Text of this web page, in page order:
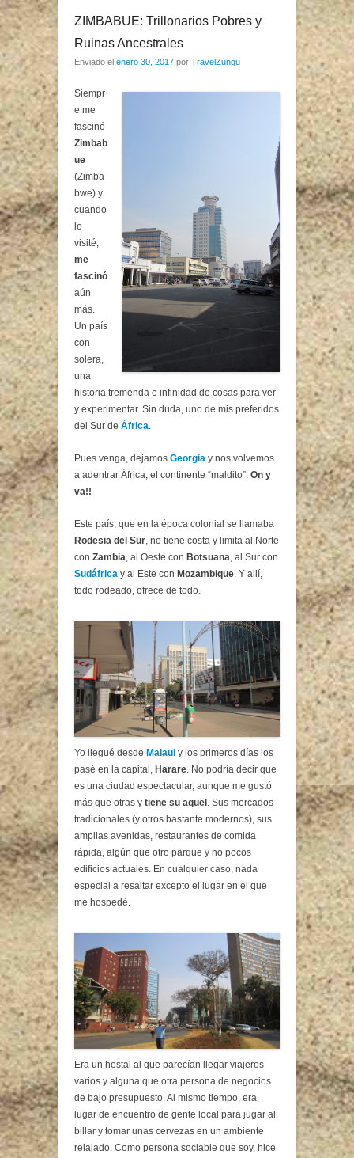
ZIMBABUE: Trillonarios Pobres y
Ruinas Ancestrales
Enviado el enero 30, 2017 por TravelZungu
Siempr
e me
fascinó
Zimbab
ue
(Zimba
bwe) y
cuando
lo
visité,
me
fascinó
aún
más.
Un país
con
solera,
una
historia tremenda e infinidad de cosas para ver
y experimentar. Sin duda, uno de mis preferidos
del Sur de África
Pues venga, dejamos Georgia y nos volvemos
a adentrar África, el continente “maldito”. On y
va!!
Este país, que en la época colonial se llamaba
Rodesia del Sur , no tiene costa y limita al Norte
con Zambia , al Oeste con Botsuana , al Sur con
Sudáfrica y al Este con Mozambique . Y allí,
todo rodeado, ofrece de todo.
Yo llegué desde Malaui y los primeros días los
pasé en la capital, Harare. No podría decir que
es una ciudad espectacular, aunque me gustó
más que otras y tiene su aquel . Sus mercados
tradicionales (y otros bastante modernos), sus
amplias avenidas, restaurantes de comida
rápida, algún que otro parque y no pocos
edificios actuales. En cualquier caso, nada
especial a resaltar excepto el lugar en el que
me hospedé.
Era un hostal al que parecían llegar viajeros
varios y alguna que otra persona de negocios
de bajo presupuesto. Al mismo tiempo, era
lugar de encuentro de gente local para jugar al
billar y tomar unas cervezas en un ambiente
relajado. Como persona sociable que soy, hice